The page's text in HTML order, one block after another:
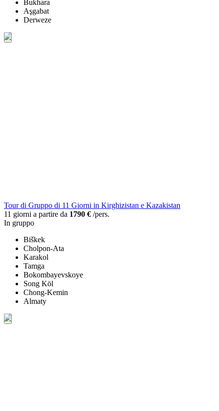
Bukhara
Aşgabat
Derweze
Tour di Gruppo di 11 Giorni in Kirghizistan e Kazakistan
11 giorni a partire da 1790 € /pers.
In gruppo
Biškek
Cholpon-Ata
Karakol
Tamga
Bokombayevskoye
Song Köl
Chong-Kemin
Almaty